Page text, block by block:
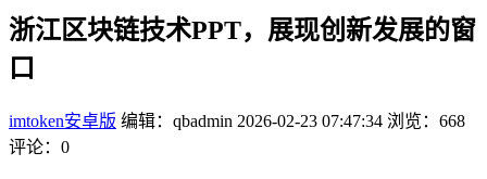
浙江区块链技术PPT，展现创新发展的窗
口
imtoken安卓版 编辑：qbadmin 2026-02-23 07:47:34 浏览：668
评论：0